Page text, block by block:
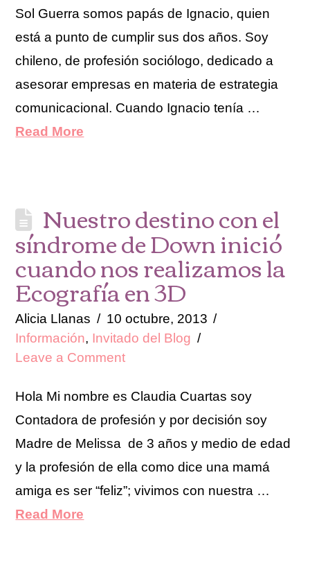
Sol Guerra somos papás de Ignacio, quien
está a punto de cumplir sus dos años. Soy
chileno, de profesión sociólogo, dedicado a
asesorar empresas en materia de estrategia
comunicacional. Cuando Ignacio tenía …
Read More
Nuestro destino con el
síndrome de Down inició
cuando nos realizamos la
Ecografía en 3D
Alicia Llanas
10 octubre, 2013
Información, Invitado del Blog
Leave a Comment
Hola Mi nombre es Claudia Cuartas soy
Contadora de profesión y por decisión soy
Madre de Melissa de 3 años y medio de edad
y la profesión de ella como dice una mamá
amiga es ser “feliz”; vivimos con nuestra …
Read More